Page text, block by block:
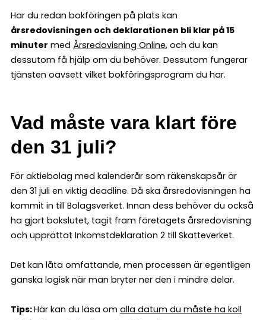
Har du redan bokföringen på plats kan
årsredovisningen och deklarationen bli klar på 15
minuter med Årsredovisning Online, och du kan
dessutom få hjälp om du behöver. Dessutom fungerar
tjänsten oavsett vilket bokföringsprogram du har.
Vad måste vara klart före
den 31 juli?
För aktiebolag med kalenderår som räkenskapsår är
den 31 juli en viktig deadline. Då ska årsredovisningen ha
kommit in till Bolagsverket. Innan dess behöver du också
ha gjort bokslutet, tagit fram företagets årsredovisning
och upprättat Inkomstdeklaration 2 till Skatteverket.
Det kan låta omfattande, men processen är egentligen
ganska logisk när man bryter ner den i mindre delar.
Tips:Här kan du läsa om alla datum du måste ha koll